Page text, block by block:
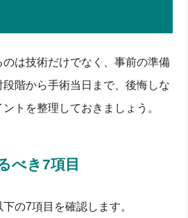
は技術だけでなく、事前の準備
階から手術当日まで、後悔しな
トを整理しておきましょう。
べき7項目
の7項目を確認します。